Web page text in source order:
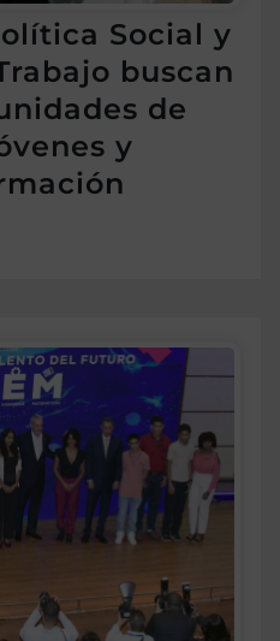
Social y
buscan
de
y